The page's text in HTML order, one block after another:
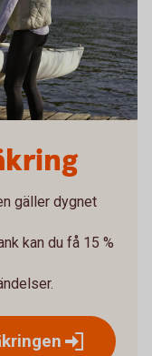
gäller dygnet
kan du få 15 %